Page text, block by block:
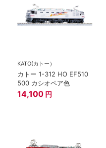
KATO(カトー）
カトー 1-312 HO EF510
500 カシオペア色
14,100 円